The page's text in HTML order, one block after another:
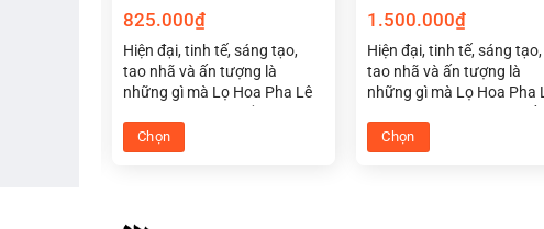
825.000₫
Hiện đại, tinh tế, sáng tạo,
tao nhã và ấn tượng là
những gì mà Lọ Hoa Pha Lê
phong thủy cho người mệnh
kim đem lại may mắn cho
Chọn
1.500.000₫
Hiện đại, tinh tế, sáng tạo,
tao nhã và ấn tượng là
những gì mà Lọ Hoa Pha
hợp phong thủy cho người
mệnh thổ đem lại may mắn
Chọn